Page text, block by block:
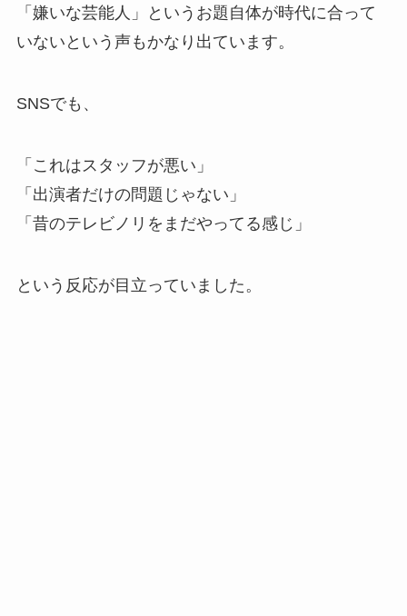
「嫌いな芸能人」というお題自体が時代に合って
いないという声もかなり出ています。
SNSでも、
「これはスタッフが悪い」
「出演者だけの問題じゃない」
「昔のテレビノリをまだやってる感じ」
という反応が目立っていました。